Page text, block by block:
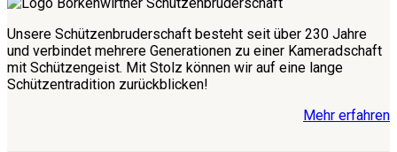
Unsere Schützenbruderschaft besteht seit über 230 Jahre
und verbindet mehrere Generationen zu einer Kameradschaft
mit Schützengeist. Mit Stolz können wir auf eine lange
Schützentradition zurückblicken!
Mehr erfahren